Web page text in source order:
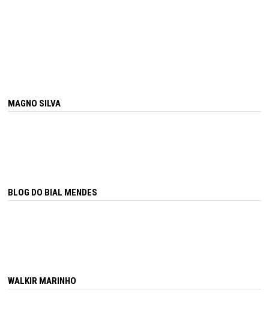
MAGNO SILVA
BLOG DO BIAL MENDES
WALKIR MARINHO